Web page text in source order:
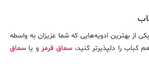
از بهترین ادویه‌هایی که شما عزیزان به واسطه
کباب را دلپذیرتر کنید،سماق قرمز و یا سماق